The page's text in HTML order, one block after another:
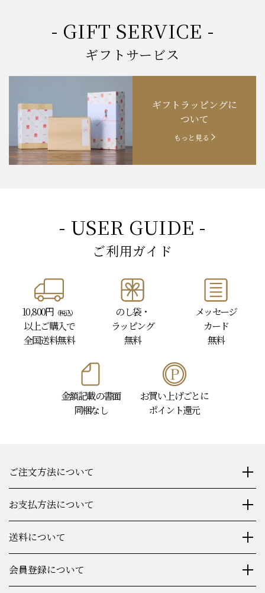
- GIFT SERVICE -
ギフトサービス
ギフトラッピングに
ついて
もっと見る
- USER GUIDE -
ご利用ガイド
10,800円 （税込）
以上ご購入で
全国送料無料
のし袋・
ラッピング
無料
メッセージ
カード
無料
金額記載の書面
同梱なし
お買い上げごとに
ポイント還元
ご注文方法について
お支払方法について
送料について
会員登録について